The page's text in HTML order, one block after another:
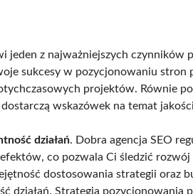
jeden z najważniejszych czynników
sukcesy w pozycjonowaniu
projektów. Równie
wskazówek na temat
działań. Dobra agencja SEO
co pozwala Ci śledzić
dostosowania strategii oraz
działań. Strategia pozycjonowania